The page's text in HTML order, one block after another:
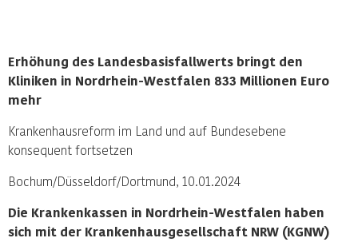
Erhöhung des Landesbasisfallwerts bringt den
Kliniken in Nordrhein-Westfalen 833 Millionen Euro
mehr
Krankenhausreform im Land und auf Bundesebene
konsequent fortsetzen
Bochum/Düsseldorf/Dortmund, 10.01.2024
Die Krankenkassen in Nordrhein-Westfalen haben
sich mit der Krankenhausgesellschaft NRW (KGNW)